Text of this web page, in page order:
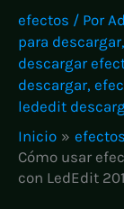
efectos / Por
para descargar,
descargar
descargar,
lededit
Inicio
efectos
Cómo usar
con LedEdit